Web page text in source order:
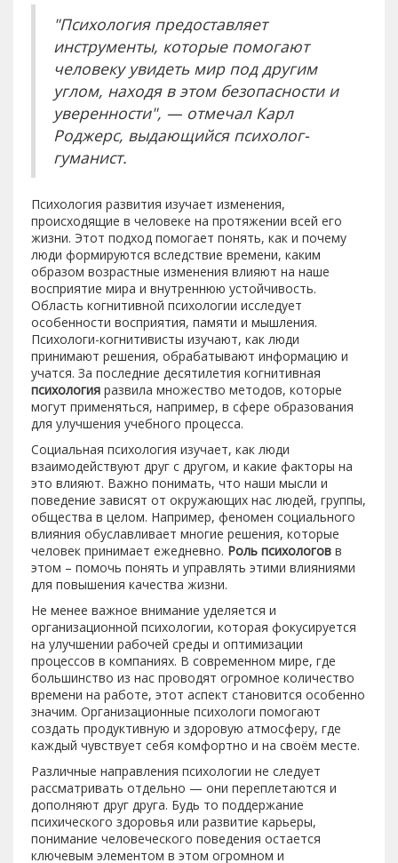
"Психология предоставляет
инструменты, которые помогают
человеку увидеть мир под другим
углом, находя в этом безопасности и
уверенности", — отмечал Карл
Роджерс, выдающийся психолог-
гуманист.
Психология развития изучает изменения,
происходящие в человеке на протяжении всей его
жизни. Этот подход помогает понять, как и почему
люди формируются вследствие времени, каким
образом возрастные изменения влияют на наше
восприятие мира и внутреннюю устойчивость.
Область когнитивной психологии исследует
особенности восприятия, памяти и мышления.
Психологи-когнитивисты изучают, как люди
принимают решения, обрабатывают информацию и
учатся. За последние десятилетия когнитивная
психология развила множество методов, которые
могут применяться, например, в сфере образования
для улучшения учебного процесса.
Социальная психология изучает, как люди
взаимодействуют друг с другом, и какие факторы на
это влияют. Важно понимать, что наши мысли и
поведение зависят от окружающих нас людей, группы,
общества в целом. Например, феномен социального
влияния обуславливает многие решения, которые
человек принимает ежедневно. Роль психологов в
этом – помочь понять и управлять этими влияниями
для повышения качества жизни.
Не менее важное внимание уделяется и
организационной психологии, которая фокусируется
на улучшении рабочей среды и оптимизации
процессов в компаниях. В современном мире, где
большинство из нас проводят огромное количество
времени на работе, этот аспект становится особенно
значим. Организационные психологи помогают
создать продуктивную и здоровую атмосферу, где
каждый чувствует себя комфортно и на своём месте.
Различные направления психологии не следует
рассматривать отдельно — они переплетаются и
дополняют друг друга. Будь то поддержание
психического здоровья или развитие карьеры,
понимание человеческого поведения остается
ключевым элементом в этом огромном и